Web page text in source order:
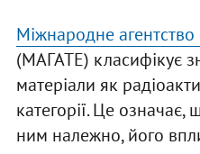
Міжнародне агентство
(МАГАТЕ) класифікує
матеріали як
категорії. Це
ним належно, його